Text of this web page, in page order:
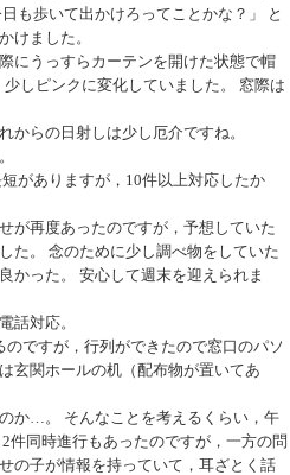
も歩いて出かけろってことかな？」 と
けました。
にうっすらカーテンを開けた状態で帽
しピンクに変化していました。 窓際は
からの日射しは少し厄介ですね。
がありますが，10件以上対応したか
が再度あったのですが，予想していた
た。 念のために少し調べ物をしていた
かった。 安心して週末を迎えられま
話対応。
ですが，行列ができたので窓口のパソ
玄関ホールの机（配布物が置いてあ
か…。 そんなことを考えるくらい，午
件同時進行もあったのですが，一方の問
の子が情報を持っていて，耳ざとく話